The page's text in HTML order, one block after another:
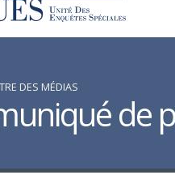
DES MÉDIAS
de